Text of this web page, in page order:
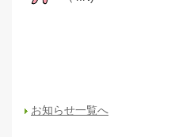
お知らせ一覧へ